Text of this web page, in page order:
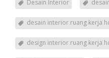
Desain Interior
desain interior ruang kerja
design interior ruang kerja